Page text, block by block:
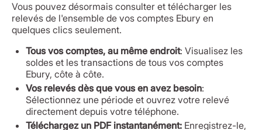
Vous pouvez désormais consulter et télécharger les
relevés de l'ensemble de vos comptes Ebury en
quelques clics seulement.
Tous vos comptes, au même endroit: Visualisez les
soldes et les transactions de tous vos comptes
Ebury, côte à côte.
Vos relevés dès que vous en avez besoin:
Sélectionnez une période et ouvrez votre relevé
directement depuis votre téléphone.
Téléchargez un PDF instantanément: Enregistrez-le,